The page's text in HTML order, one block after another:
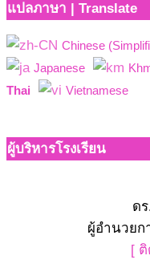
แปลภาษา | Translate
Chinese
Japanese
Thai
Vietnamese
ผู้บริหารโรงเรียน
ด
ผู้อำนวยก
[